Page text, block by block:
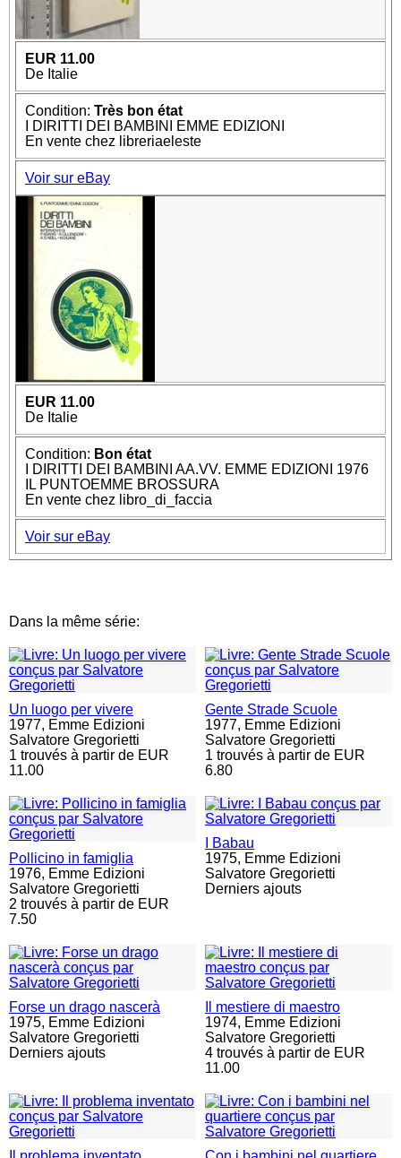
EUR 11.00
De Italie
Condition: Très bon état
I DIRITTI DEI BAMBINI EMME EDIZIONI
En vente chez libreriaeleste
Voir sur eBay
EUR 11.00
De Italie
Condition: Bon état
I DIRITTI DEI BAMBINI AA.VV. EMME EDIZIONI 1976
IL PUNTOEMME BROSSURA
En vente chez libro_di_faccia
Voir sur eBay
Dans la même série:
Un luogo per vivere
1977, Emme Edizioni
Salvatore Gregorietti
1 trouvés à partir de EUR
11.00
Gente Strade Scuole
1977, Emme Edizioni
Salvatore Gregorietti
1 trouvés à partir de EUR
6.80
Pollicino in famiglia
1976, Emme Edizioni
Salvatore Gregorietti
2 trouvés à partir de EUR
7.50
I Babau
1975, Emme Edizioni
Salvatore Gregorietti
Derniers ajouts
Forse un drago nascerà
1975, Emme Edizioni
Salvatore Gregorietti
Derniers ajouts
Il mestiere di maestro
1974, Emme Edizioni
Salvatore Gregorietti
4 trouvés à partir de EUR
11.00